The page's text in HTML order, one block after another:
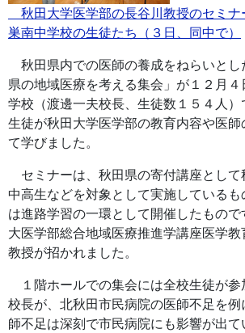
秋田大学医学部の長谷川教授のセミナ
巣南中学校の生徒たち（３日、同中で）
秋田県内での医師の養成をねらいとし
県の地域医療を考える集会」が１２月
学校（渡邊一夫校長、生徒数１５４人
生徒が秋田大学医学部の教育内容や医師
て学びました。
セミナーは、秋田県の寄付講座として
中高生などを対象として実施している
は進路学習の一環として開催したもので
大医学部総合地域医療推進学講座医学
教授が招かれました。
１階ホールでの集会には全校生徒が参
校長が、北秋田市民病院の医師不足を例
師不足は深刻で市民病院にも影響が出て